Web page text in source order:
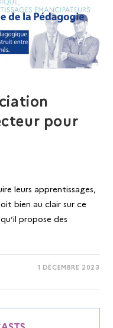
pour
leurs apprentissages,
bien au clair sur ce
propose des
1 DÉCEMBRE 2023